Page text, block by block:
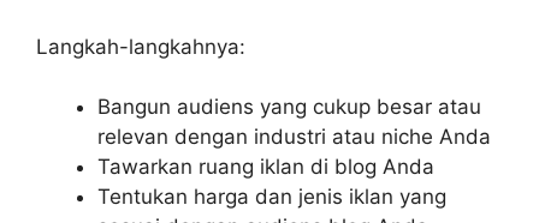
Langkah-langkahnya:
Bangun audiens yang cukup besar atau
relevan dengan industri atau niche Anda
Tawarkan ruang iklan di blog Anda
Tentukan harga dan jenis iklan yang